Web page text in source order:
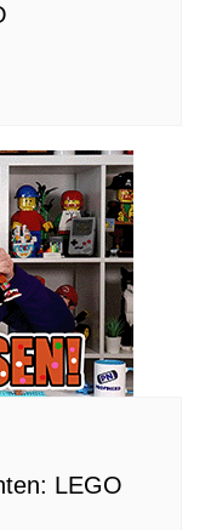
LEGO